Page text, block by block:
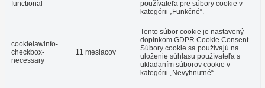
functional
používateľa pre súbory cookie v
kategórii „Funkčné“.
cookielawinfo-
checkbox-
necessary
11 mesiacov
Tento súbor cookie je nastavený
doplnkom GDPR Cookie Consent.
Súbory cookie sa používajú na
uloženie súhlasu používateľa s
ukladaním súborov cookie v
kategórii „Nevyhnutné“.